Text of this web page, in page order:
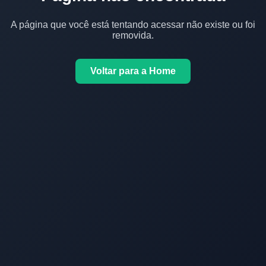
A página que você está tentando acessar não existe ou foi
removida.
Voltar para a Home